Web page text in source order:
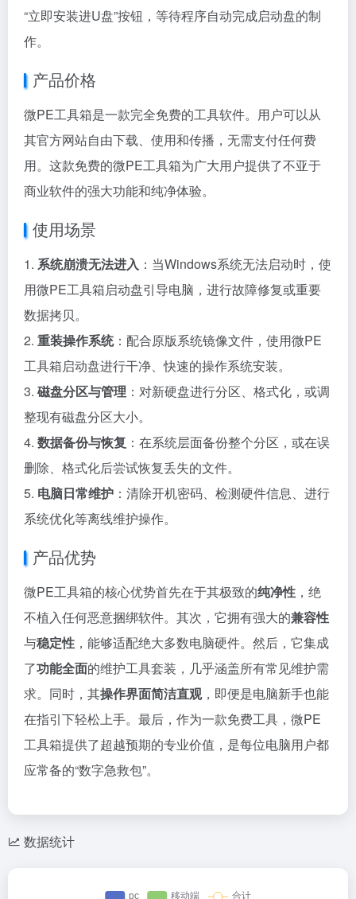
“立即安装进U盘”按钮，等待程序自动完成启动盘的制
作。
产品价格
微PE工具箱是一款完全免费的工具软件。用户可以从
其官方网站自由下载、使用和传播，无需支付任何费
用。这款免费的微PE工具箱为广大用户提供了不亚于
商业软件的强大功能和纯净体验。
使用场景
1. 系统崩溃无法进入 ：当Windows系统无法启动时，使
用微PE工具箱启动盘引导电脑，进行故障修复或重要
数据拷贝。
2. 重装操作系统：配合原版系统镜像文件，使用微PE
工具箱启动盘进行干净、快速的操作系统安装。
3. 磁盘分区与管理 ：对新硬盘进行分区、格式化，或调
整现有磁盘分区大小。
4. 数据备份与恢复 ：在系统层面备份整个分区，或在误
删除、格式化后尝试恢复丢失的文件。
5. 电脑日常维护 ：清除开机密码、检测硬件信息、进行
系统优化等离线维护操作。
产品优势
微PE工具箱的核心优势首先在于其极致的纯净性 ，绝
不植入任何恶意捆绑软件。其次，它拥有强大的兼容性
与稳定性 ，能够适配绝大多数电脑硬件。然后，它集成
了功能全面的维护工具套装，几乎涵盖所有常见维护需
求。同时，其操作界面简洁直观，即便是电脑新手也能
在指引下轻松上手。最后，作为一款免费工具，微PE
工具箱提供了超越预期的专业价值，是每位电脑用户都
应常备的“数字急救包”。
数据统计